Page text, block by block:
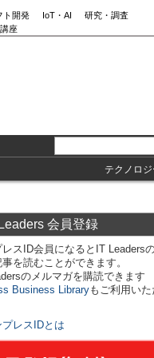
ト開発 IoT・AI
研究・調査
座
テクノロ
会員登録
スID会員になるとIT Leaders
を読むことができます。
のメルマガを購読できます
Business Libraryもご利用いた
プレスIDとは